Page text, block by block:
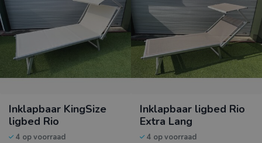
Inklapbaar KingSize
ligbed Rio
4 op voorraad
Inklapbaar ligbed Rio
Extra Lang
4 op voorraad